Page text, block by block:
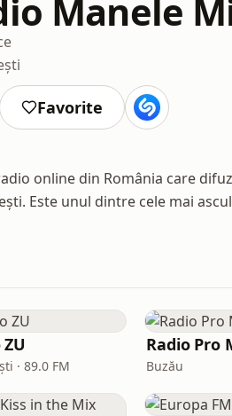
Manele
Favorite
online din România care
Este unul dintre cele mai
· 89.0 FM
Radio Pro
Buzău